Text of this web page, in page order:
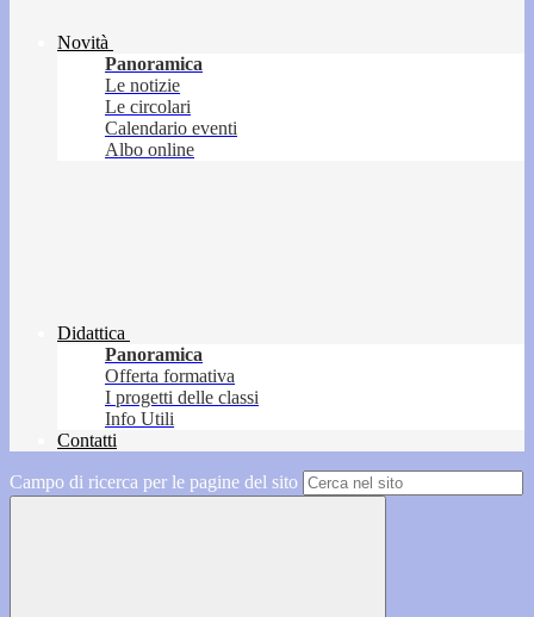
Novità
Panoramica
Le notizie
Le circolari
Calendario eventi
Albo online
Didattica
Panoramica
Offerta formativa
I progetti delle classi
Info Utili
Contatti
Campo di ricerca per le pagine del sito